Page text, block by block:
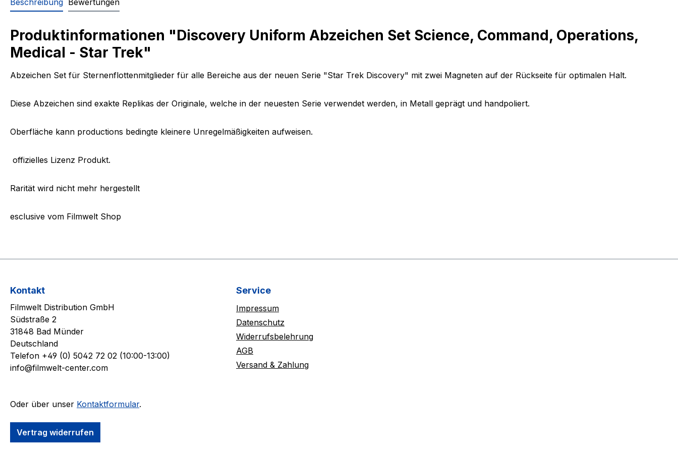
Beschreibung Bewertungen
Produktinformationen "Discovery Uniform Abzeichen Set Science, Command, Operations,
Medical - Star Trek"
Abzeichen Set für Sternenflottenmitglieder für alle Bereiche aus der neuen Serie "Star Trek Discovery" mit zwei Magneten auf der Rückseite für optimalen Halt.
Diese Abzeichen sind exakte Replikas der Originale, welche in der neuesten Serie verwendet werden, in Metall geprägt und handpoliert.
Oberfläche kann productions bedingte kleinere Unregelmäßigkeiten aufweisen.
offizielles Lizenz Produkt.
Rarität wird nicht mehr hergestellt
esclusive vom Filmwelt Shop
Kontakt
Filmwelt Distribution GmbH
Südstraße 2
31848 Bad Münder
Deutschland
Telefon +49 (0) 5042 72 02 (10:00-13:00)
info@filmwelt-center.com
Oder über unser Kontaktformular.
Vertrag widerrufen
Service
Impressum
Datenschutz
Widerrufsbelehrung
AGB
Versand & Zahlung